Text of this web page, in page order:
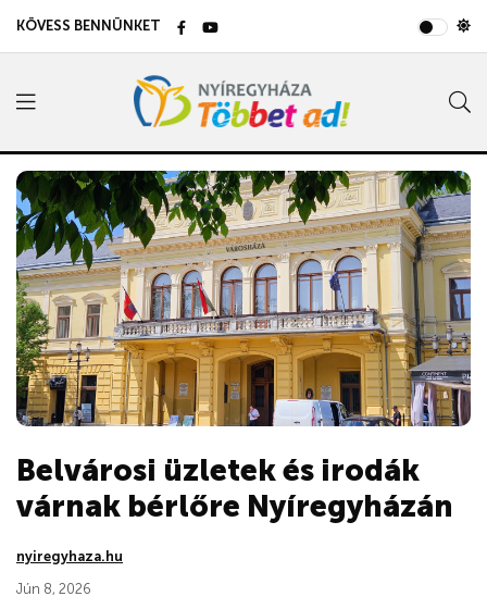
KÖVESS BENNÜNKET
Belvárosi üzletek és irodák
várnak bérlőre Nyíregyházán
nyiregyhaza.hu
Jún 8, 2026